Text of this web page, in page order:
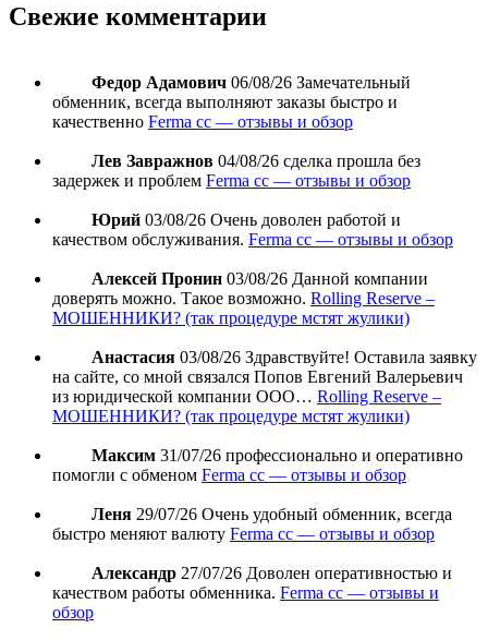
Свежие комментарии
Федор Адамович 06/08/26 Замечательный
обменник, всегда выполняют заказы быстро и
качественно Ferma cc — отзывы и обзор
Лев Завражнов 04/08/26 сделка прошла без
задержек и проблем Ferma cc — отзывы и обзор
Юрий 03/08/26 Очень доволен работой и
качеством обслуживания. Ferma cc — отзывы и обзор
Алексей Пронин 03/08/26 Данной компании
доверять можно. Такое возможно. Rolling Reserve –
МОШЕННИКИ? (так процедуре мстят жулики)
Анастасия 03/08/26 Здравствуйте! Оставила заявку
на сайте, со мной связался Попов Евгений Валерьевич
из юридической компании ООО… Rolling Reserve –
МОШЕННИКИ? (так процедуре мстят жулики)
Максим 31/07/26 профессионально и оперативно
помогли с обменом Ferma cc — отзывы и обзор
Леня 29/07/26 Очень удобный обменник, всегда
быстро меняют валюту Ferma cc — отзывы и обзор
Александр 27/07/26 Доволен оперативностью и
качеством работы обменника. Ferma cc — отзывы и
обзор